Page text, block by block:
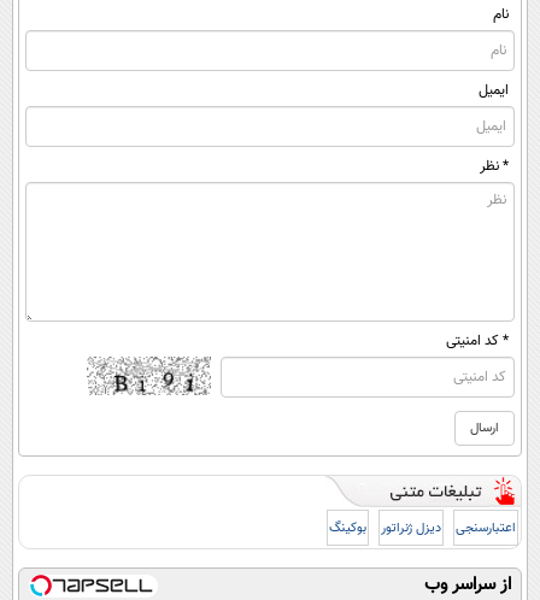
نام
ایمیل
* نظر
* کد امنیتی
اعتبارسنجی دیزل ژنراتور بوکینگ
از سراسر وب